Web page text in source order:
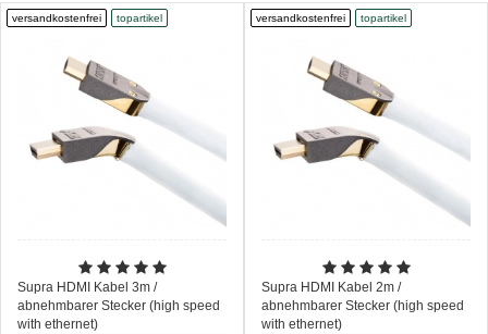
versandkostenfrei topartikel
Supra HDMI Kabel 3m /
abnehmbarer Stecker (high speed
with ethernet)
versandkostenfrei topartikel
Supra HDMI Kabel 2m /
abnehmbarer Stecker (high speed
with ethernet)